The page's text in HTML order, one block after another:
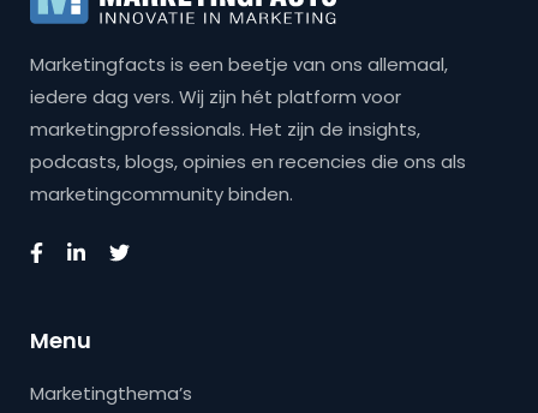
Marketingfacts is een beetje van ons allemaal,
iedere dag vers. Wij zijn hét platform voor
marketingprofessionals. Het zijn de insights,
podcasts, blogs, opinies en recencies die ons als
marketingcommunity binden.
Menu
Marketingthema’s